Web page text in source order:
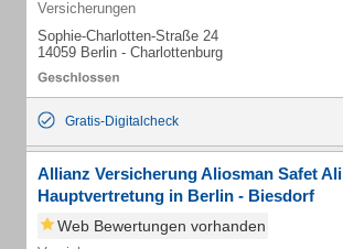
Versicherungen
Sophie-Charlotten-Straße 24
14059 Berlin - Charlottenburg
Gratis-Digitalcheck
Allianz Versicherung Aliosman Safet Ali
Hauptvertretung in Berlin - Biesdorf
Web Bewertungen vorhanden